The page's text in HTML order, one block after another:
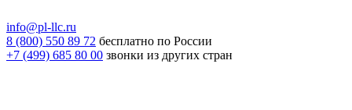
info@pl-llc.ru
8 (800) 550 89 72 бесплатно по России
+7 (499) 685 80 00 звонки из других стран